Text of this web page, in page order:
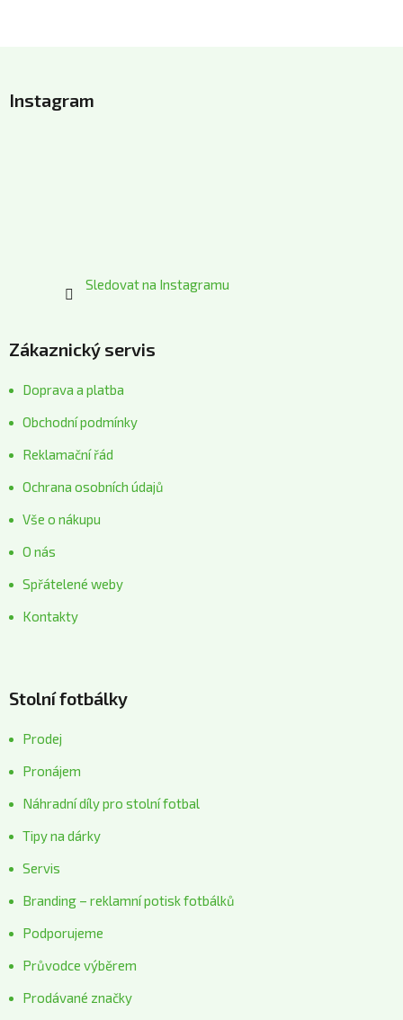
pInstagram
Sledovat na Instagramu
Zákaznický servis
Doprava a platba
Obchodní podmínky
Reklamační řád
Ochrana osobních údajů
Vše o nákupu
O nás
Spřátelené weby
Kontakty
Stolní fotbálky
Prodej
Pronájem
Náhradní díly pro stolní fotbal
Tipy na dárky
Servis
Branding – reklamní potisk fotbálků
Podporujeme
Průvodce výběrem
Prodávané značky